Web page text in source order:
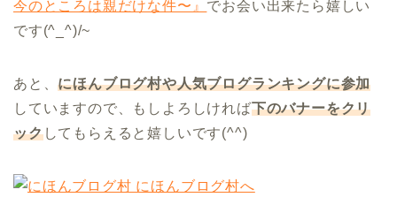
今のところは親だけな件〜』 でお会い出来たら嬉しい
です(^_^)/~
あと、にほんブログ村や人気ブログランキングに参加
していますので、もしよろしければ下のバナーをクリ
ックしてもらえると嬉しいです(^^)